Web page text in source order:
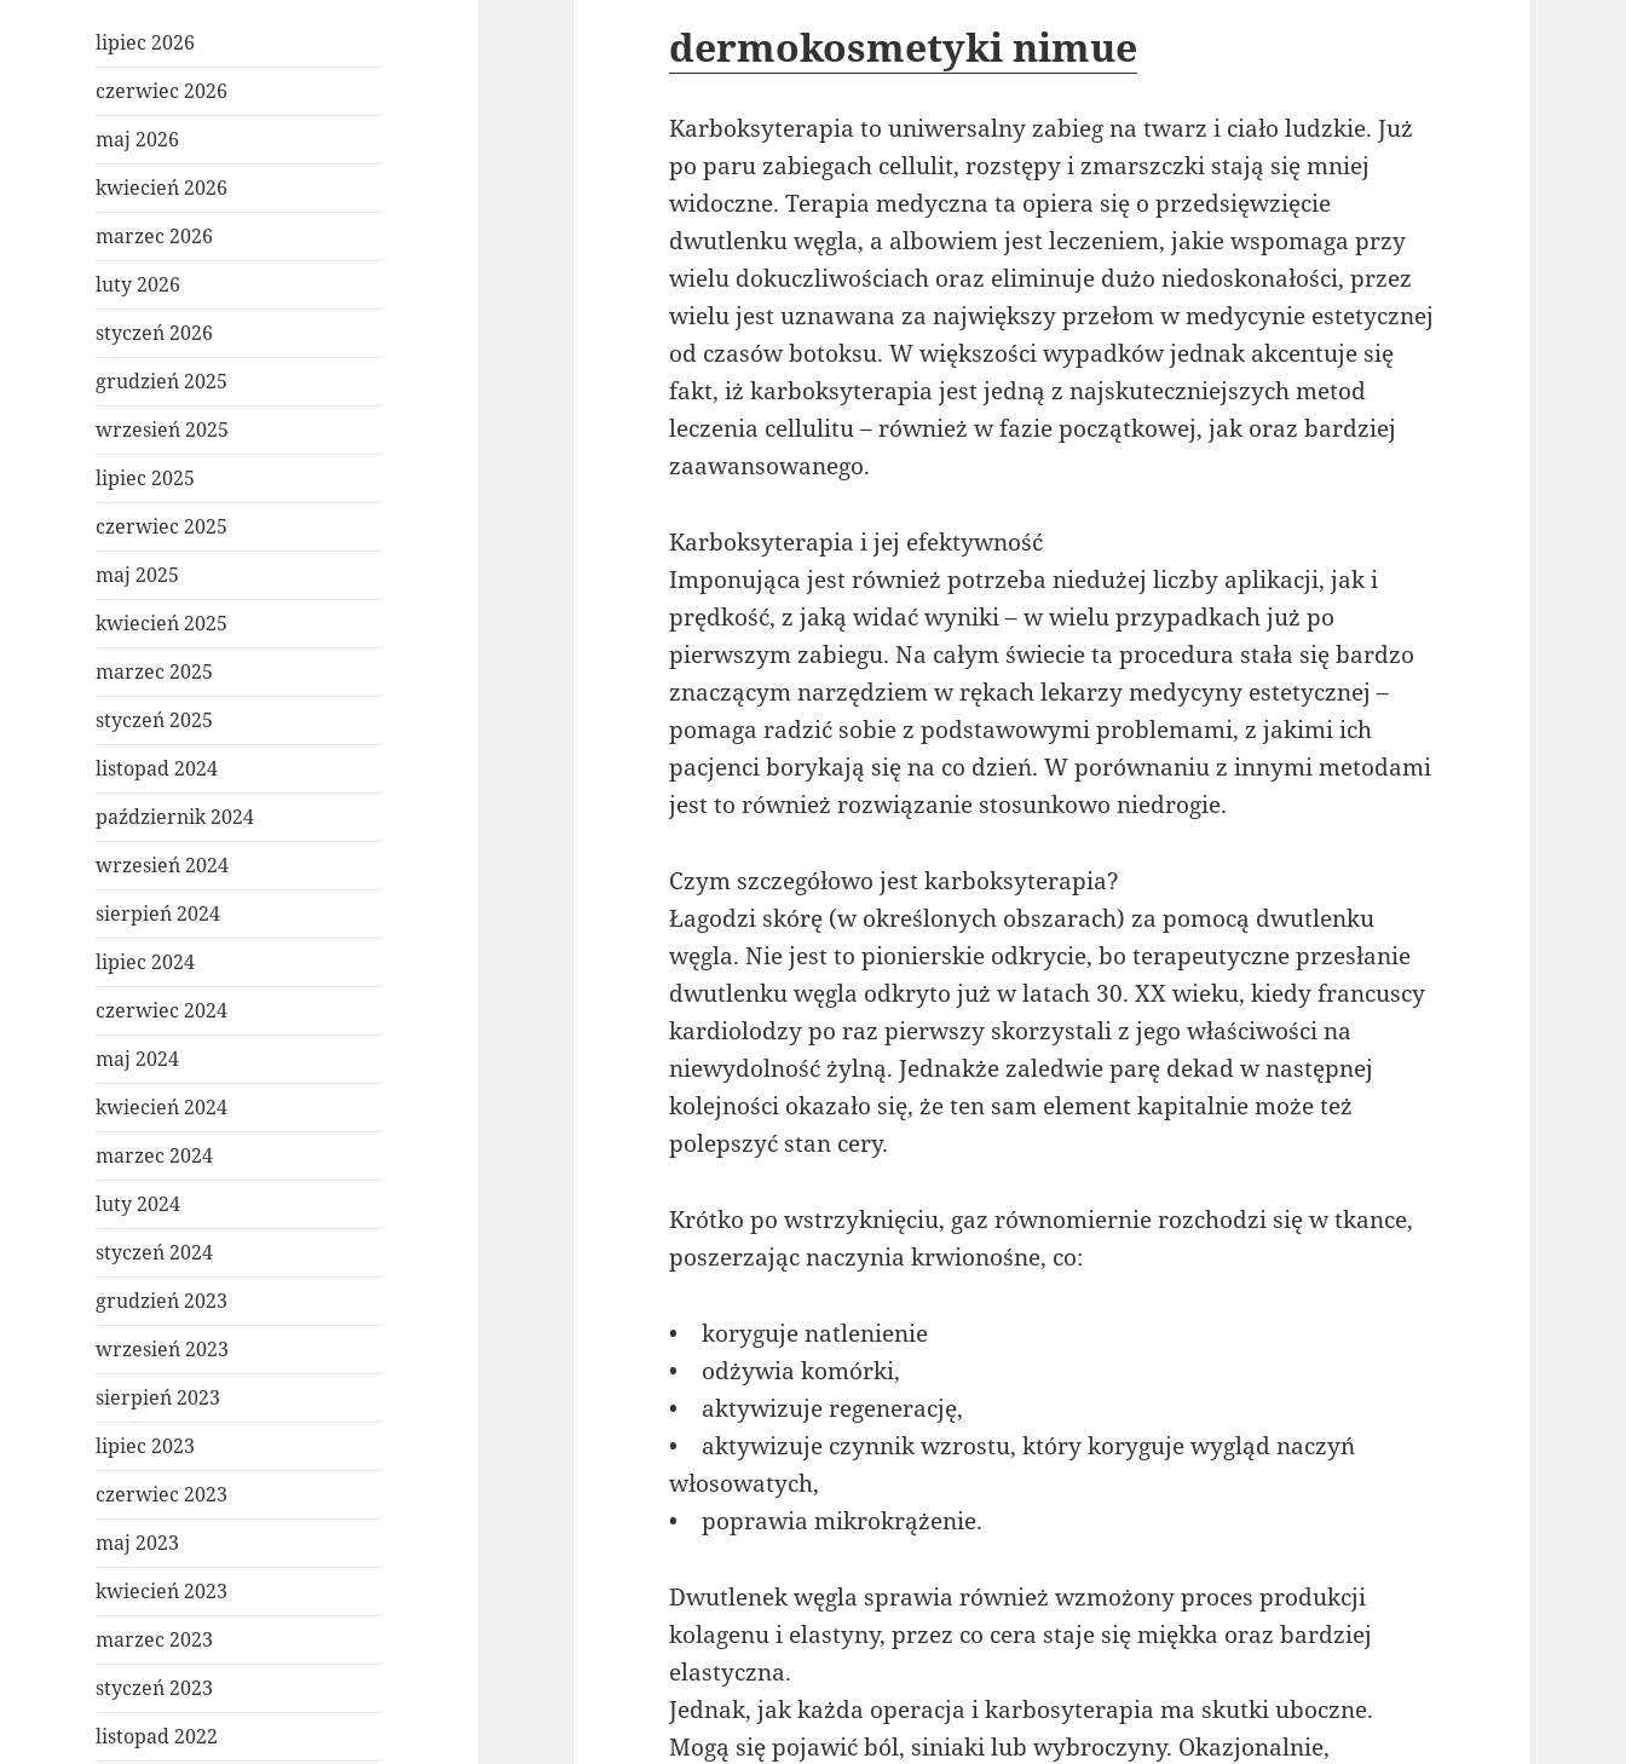
lipiec 2026
czerwiec 2026
maj 2026
kwiecień 2026
marzec 2026
luty 2026
styczeń 2026
grudzień 2025
wrzesień 2025
lipiec 2025
czerwiec 2025
maj 2025
kwiecień 2025
marzec 2025
styczeń 2025
listopad 2024
październik 2024
wrzesień 2024
sierpień 2024
lipiec 2024
czerwiec 2024
maj 2024
kwiecień 2024
marzec 2024
luty 2024
styczeń 2024
grudzień 2023
wrzesień 2023
sierpień 2023
lipiec 2023
czerwiec 2023
maj 2023
kwiecień 2023
marzec 2023
styczeń 2023
listopad 2022
dermokosmetyki nimue
Karboksyterapia to uniwersalny zabieg na twarz i ciało ludzkie. Już
po paru zabiegach cellulit, rozstępy i zmarszczki stają się mniej
widoczne. Terapia medyczna ta opiera się o przedsięwzięcie
dwutlenku węgla, a albowiem jest leczeniem, jakie wspomaga przy
wielu dokuczliwościach oraz eliminuje dużo niedoskonałości, przez
wielu jest uznawana za największy przełom w medycynie estetycznej
od czasów botoksu. W większości wypadków jednak akcentuje się
fakt, iż karboksyterapia jest jedną z najskuteczniejszych metod
leczenia cellulitu – również w fazie początkowej, jak oraz bardziej
zaawansowanego.
Karboksyterapia i jej efektywność
Imponująca jest również potrzeba niedużej liczby aplikacji, jak i
prędkość, z jaką widać wyniki – w wielu przypadkach już po
pierwszym zabiegu. Na całym świecie ta procedura stała się bardzo
znaczącym narzędziem w rękach lekarzy medycyny estetycznej –
pomaga radzić sobie z podstawowymi problemami, z jakimi ich
pacjenci borykają się na co dzień. W porównaniu z innymi metodami
jest to również rozwiązanie stosunkowo niedrogie.
Czym szczegółowo jest karboksyterapia?
Łagodzi skórę (w określonych obszarach) za pomocą dwutlenku
węgla. Nie jest to pionierskie odkrycie, bo terapeutyczne przesłanie
dwutlenku węgla odkryto już w latach 30. XX wieku, kiedy francuscy
kardiolodzy po raz pierwszy skorzystali z jego właściwości na
niewydolność żylną. Jednakże zaledwie parę dekad w następnej
kolejności okazało się, że ten sam element kapitalnie może też
polepszyć stan cery.
Krótko po wstrzyknięciu, gaz równomiernie rozchodzi się w tkance,
poszerzając naczynia krwionośne, co:
• koryguje natlenienie
• odżywia komórki,
• aktywizuje regenerację,
• aktywizuje czynnik wzrostu, który koryguje wygląd naczyń
włosowatych,
• poprawia mikrokrążenie.
Dwutlenek węgla sprawia również wzmożony proces produkcji
kolagenu i elastyny, przez co cera staje się miękka oraz bardziej
elastyczna.
Jednak, jak każda operacja i karbosyterapia ma skutki uboczne.
Mogą się pojawić ból, siniaki lub wybroczyny. Okazjonalnie,